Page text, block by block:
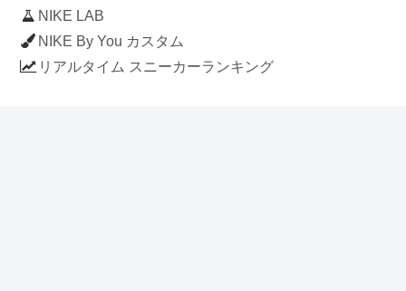
NIKE LAB
NIKE By You カスタム
リアルタイム スニーカーランキング